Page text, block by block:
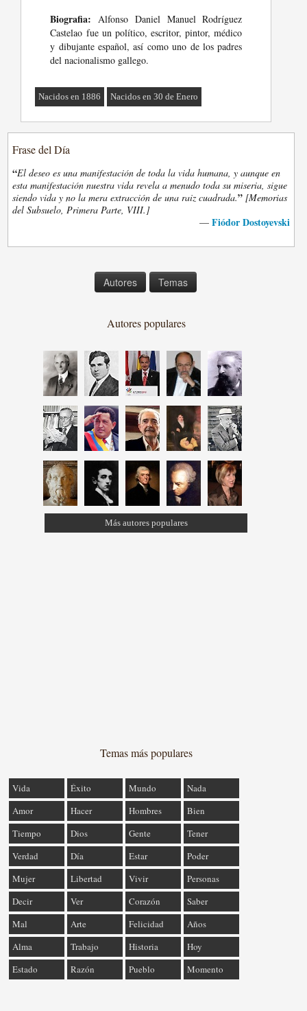
Biografia: Alfonso Daniel Manuel Rodríguez
Castelao fue un político, escritor, pintor, médico
y dibujante español, así como uno de los padres
del nacionalismo gallego.
Nacidos en 1886 Nacidos en 30 de Enero
Frase del Día
“El deseo es una manifestación de toda la vida humana, y aunque en
esta manifestación nuestra vida revela a menudo toda su miseria, sigue
siendo vida y no la mera extracción de una raiz cuadrada.” [Memorias
del Subsuelo, Primera Parte, VIII.]
— Fiódor Dostoyevski
Autores Temas
Autores populares
Más autores populares
Temas más populares
Vida Éxito Mundo
Nada
Amor
Hacer Hombres
Bien
Tiempo
Dios Gente
Tener
Verdad
Día Estar
Poder
Mujer
Libertad Vivir
Personas
Decir
Ver Corazón
Saber
Mal
Arte Felicidad
Años
Alma
Trabajo Historia
Hoy
Estado
Razón Pueblo Momento